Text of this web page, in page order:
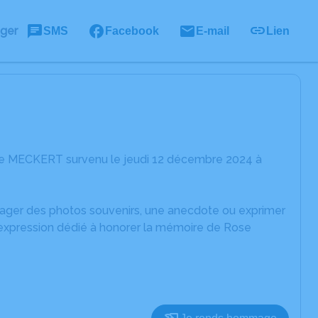
SMS Facebook E-mail Lien
survenu le jeudi 12 décembre 2024 à
des photos souvenirs, une anecdote ou exprimer
dédié à honorer la mémoire de Rose